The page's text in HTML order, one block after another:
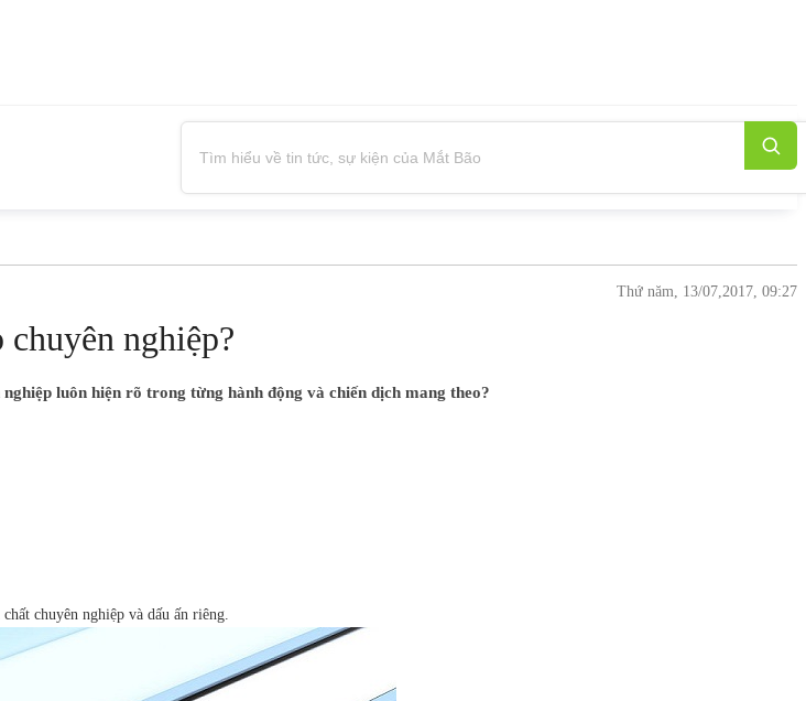
Thứ năm, 13/07,2017, 09:27
nghiệp?
luôn hiện rõ trong từng hành động và chiến dịch mang theo?
chuyên nghiệp và dấu ấn riêng.